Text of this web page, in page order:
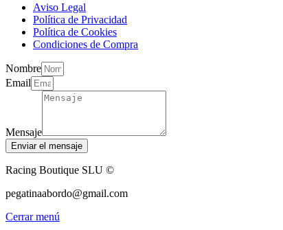
Aviso Legal
Política de Privacidad
Política de Cookies
Condiciones de Compra
Nombre
Email
Mensaje
Enviar el mensaje
Racing Boutique SLU ©
pegatinaabordo@gmail.com
Cerrar menú